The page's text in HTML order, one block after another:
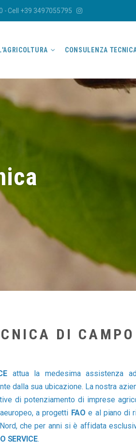
- Cell +39 3497055795
CONSULENZA
DI CAMPO
attua la medesima assistenza
dalla sua ubicazione. La nostra
di potenziamento di imprese
a progetti FAO e al piano di
che per anni si è affidata
SERVICE.